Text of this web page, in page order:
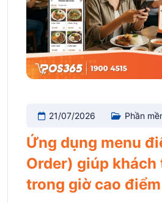
21/07/2026 Phần
Ứng dụng menu
Order) giúp khách
trong giờ cao điểm